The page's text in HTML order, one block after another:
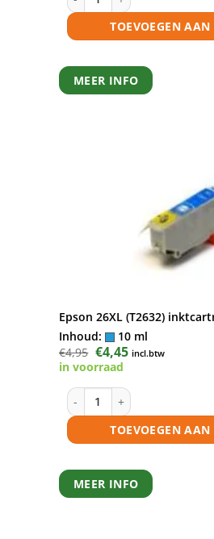
TOEVOEGEN
MEER INFO
Epson 26XL (T2632)
Inhoud:
10 ml
€4,95 Oorspronkelijke
prijs
was:
€4,45Huidige
prijs
incl.btw
in voorraad
Epson 26XL (T2632)
TOEVOEGEN
MEER INFO